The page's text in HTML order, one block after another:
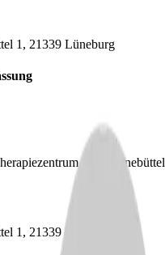
1, 21339 Lüneburg
Gut Wienebüttel
1, 21339 Lüneburg